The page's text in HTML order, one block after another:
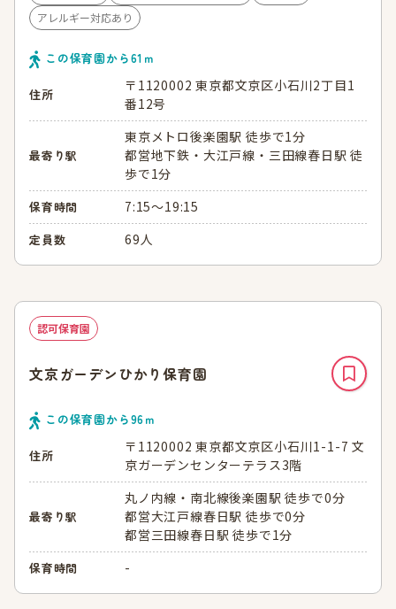
アレルギー対応あり
この保育園から61 ｍ
住所
〒1120002 東京都文京区小石川2丁目1
番12号
最寄り駅
東京メトロ後楽園駅 徒歩で1分
都営地下鉄・大江戸線・三田線春日駅 徒
歩で1分
保育時間 7:15～19:15
定員数 69人
認可保育園
文京ガーデンひかり保育園
この保育園から96ｍ
住所
〒1120002 東京都文京区小石川1-1-7 文
京ガーデンセンターテラス3階
最寄り駅
丸ノ内線・南北線後楽園駅 徒歩で0分
都営大江戸線春日駅 徒歩で0分
都営三田線春日駅 徒歩で1分
保育時間 -